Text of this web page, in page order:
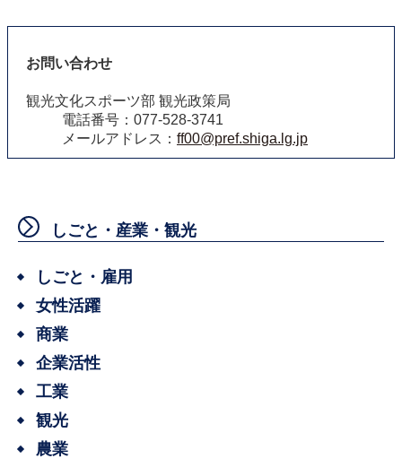
お問い合わせ
観光文化スポーツ部 観光政策局
電話番号：077-528-3741
メールアドレス： ff00@pref.shiga.lg.jp
しごと・産業・観光
しごと・雇用
女性活躍
商業
企業活性
工業
観光
農業